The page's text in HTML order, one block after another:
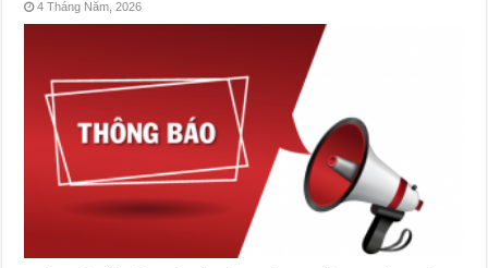
4 Tháng Năm, 2026